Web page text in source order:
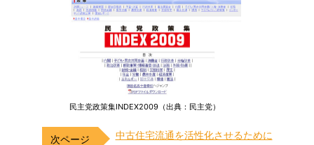
民主党政策集INDEX2009（出典：民主党）
中古住宅流通を活性化させるために